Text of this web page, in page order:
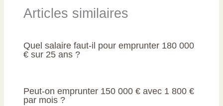
Articles similaires
Quel salaire faut-il pour emprunter 180 000
€ sur 25 ans ?
Peut-on emprunter 150 000 € avec 1 800 €
par mois ?